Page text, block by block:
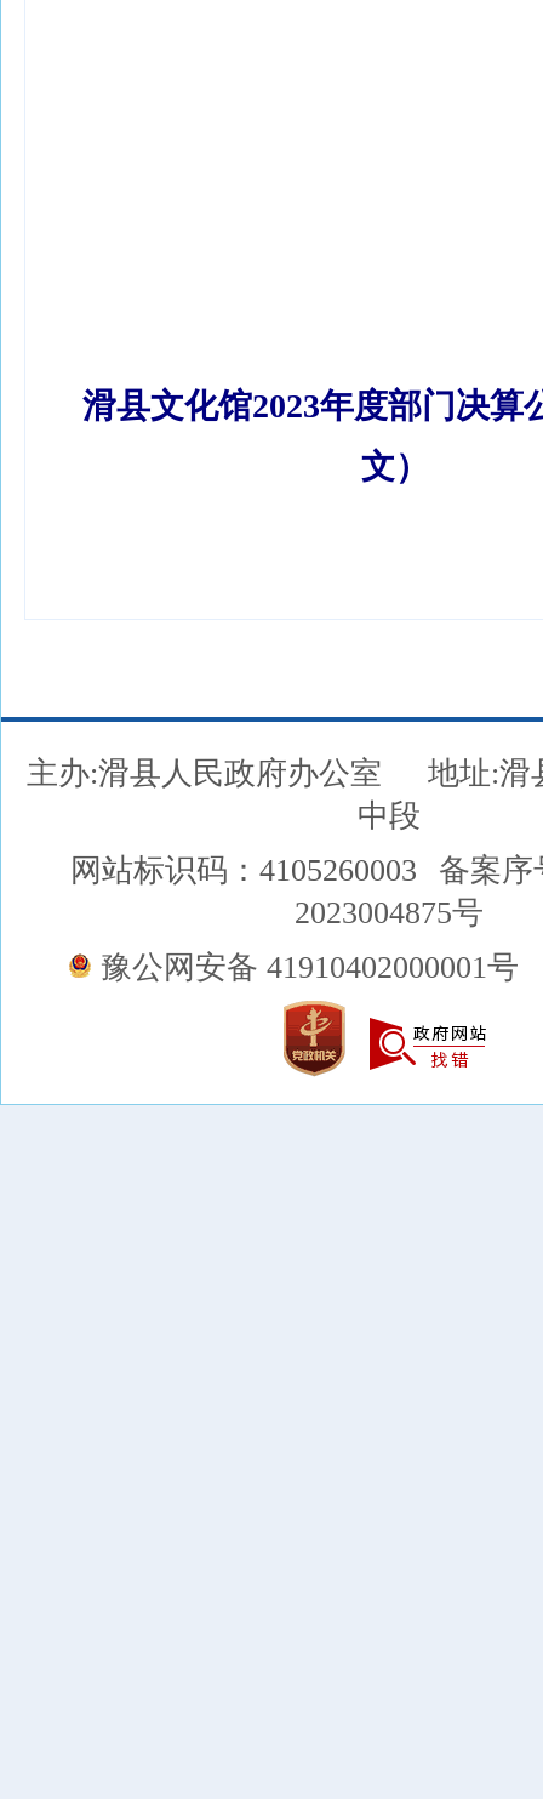
滑县文化馆2023年度部门决算
文）
主办:滑县人民政府办公室
地址:滑
中段
网站标识码：4105260003
备案序
2023004875号
豫公网安备 41910402000001号